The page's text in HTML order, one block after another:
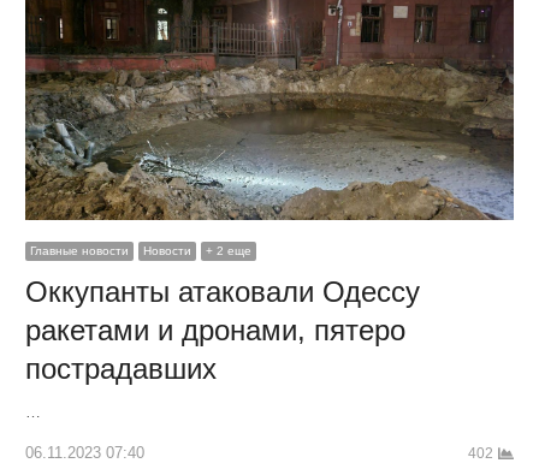
Главные новости Новости + 2 еще
Оккупанты атаковали Одессу
ракетами и дронами, пятеро
пострадавших
…
06.11.2023 07:40 402